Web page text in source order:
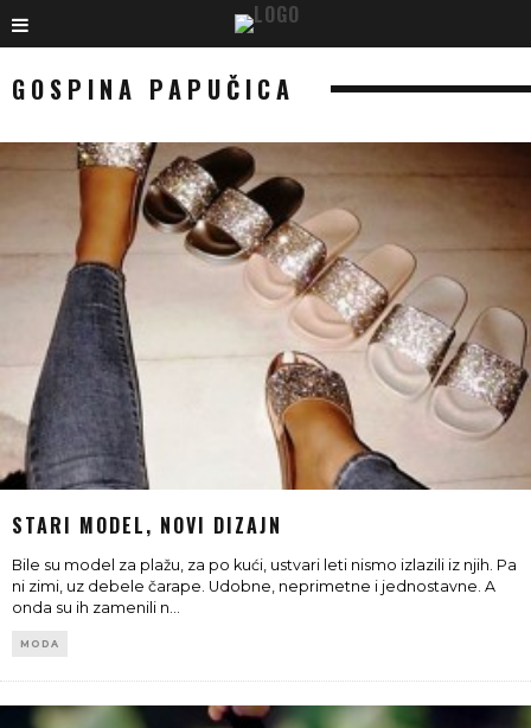
GOSPINA PAPUČICA
STARI MODEL, NOVI DIZAJN
Bile su model za plažu, za po kući, ustvari leti nismo izlazili iz njih. Pa
ni zimi, uz debele čarape. Udobne, neprimetne i jednostavne. A
onda su ih zamenili n
MODA